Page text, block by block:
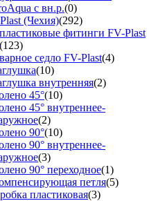
с вн.р.(0)
(Чехия)(292)
фитинги FV-Plast
(123)
седло FV-Plast(4)
(10)
внутренняя(2)
45°(10)
45° внутреннее-
(2)
90°(10)
90° внутреннее-
(3)
90° переходное(1)
петля(5)
пластиковая(3)